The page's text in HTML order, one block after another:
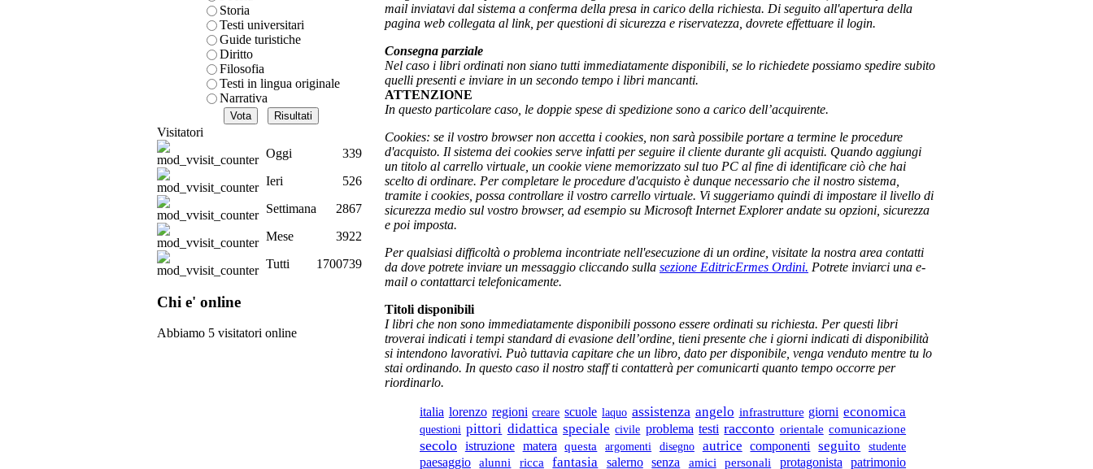
Emersioni recondite
€ 8,00
Le cupole geodetiche.
€ 10,00
Pietre
Raffaele Danzi-Il
cantore in vernacolo
del Risorgimento
Lucano
€ 12,50
€ 7,00
Coraggio e debolezza
Storia
Testi universitari
Guide turistiche
Diritto
Filosofia
Testi in lingua originale
Narrativa
Visitatori
Oggi
339
Ieri
526
Settimana
2867
Mese
3922
Tutti
1700739
Chi e' online
Abbiamo 5 visitatori online
mail inviatavi dal sistema a conferma della presa in carico della richiesta. Di seguito all'apertura della
pagina web collegata al link, per questioni di sicurezza e riservatezza, dovrete effettuare il login.
Consegna parziale
Nel caso i libri ordinati non siano tutti immediatamente disponibili, se lo richiedete possiamo spedire subito
quelli presenti e inviare in un secondo tempo i libri mancanti.
ATTENZIONE
In questo particolare caso, le doppie spese di spedizione sono a carico dell’acquirente.
Cookies: se il vostro browser non accetta i cookies, non sarà possibile portare a termine le procedure
d'acquisto. Il sistema dei cookies serve infatti per seguire il cliente durante gli acquisti. Quando aggiungi
un titolo al carrello virtuale, un cookie viene memorizzato sul tuo PC al fine di identificare ciò che hai
scelto di ordinare. Per completare le procedure d'acquisto è dunque necessario che il nostro sistema,
tramite i cookies, possa controllare il vostro carrello virtuale. Vi suggeriamo quindi di impostare il livello di
sicurezza medio sul vostro browser, ad esempio su Microsoft Internet Explorer andate su opzioni, sicurezza
e poi imposta.
Per qualsiasi difficoltà o problema incontriate nell'esecuzione di un ordine, visitate la nostra area contatti
da dove potrete inviare un messaggio cliccando sulla sezione EditricErmes Ordini. Potrete inviarci una e-
mail o contattarci telefonicamente.
Titoli disponibili
I libri che non sono immediatamente disponibili possono essere ordinati su richiesta. Per questi libri
troverai indicati i tempi standard di evasione dell’ordine, tieni presente che i giorni indicati di disponibilità
si intendono lavorativi. Può tuttavia capitare che un libro, dato per disponibile, venga venduto mentre tu lo
stai ordinando. In questo caso il nostro staff ti contatterà per comunicarti quanto tempo occorre per
riordinarlo.
italia lorenzo regioni creare scuole laquo assistenza angelo infrastrutture giorni economica
questioni pittori didattica speciale civile problema testi racconto orientale comunicazione
secolo istruzione matera questa argomenti disegno autrice componenti seguito studente
paesaggio alunni ricca fantasia salerno senza amici personali protagonista patrimonio